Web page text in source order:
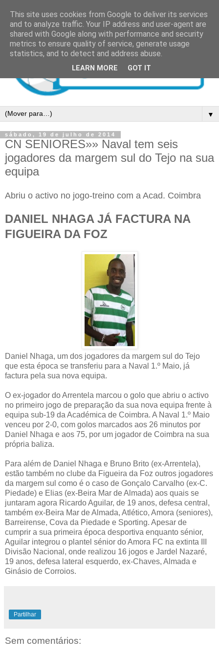
▼
sábado, 19 de julho de 2014
CN SENIORES»» Naval tem seis
jogadores da margem sul do Tejo na sua
equipa
Abriu o activo no jogo-treino com a Acad. Coimbra
DANIEL NHAGA JÁ FACTURA NA
FIGUEIRA DA FOZ
Daniel Nhaga, um dos jogadores da margem sul do Tejo
que esta época se transferiu para a Naval 1.º Maio, já
factura pela sua nova equipa.
O ex-jogador do Arrentela marcou o golo que abriu o activo
no primeiro jogo de preparação da sua nova equipa frente à
equipa sub-19 da Académica de Coimbra. A Naval 1.º Maio
venceu por 2-0, com golos marcados aos 26 minutos por
Daniel Nhaga e aos 75, por um jogador de Coimbra na sua
própria baliza.
Para além de Daniel Nhaga e Bruno Brito (ex-Arrentela),
estão também no clube da Figueira da Foz outros jogadores
da margem sul como é o caso de Gonçalo Carvalho (ex-C.
Piedade) e Elias (ex-Beira Mar de Almada) aos quais se
juntaram agora Ricardo Aguilar, de 19 anos, defesa central,
também ex-Beira Mar de Almada, Atlético, Amora (seniores),
Barreirense, Cova da Piedade e Sporting. Apesar de
cumprir a sua primeira época desportiva enquanto sénior,
Aguilar integrou o plantel sénior do Amora FC na extinta III
Divisão Nacional, onde realizou 16 jogos e Jardel Nazaré,
19 anos, defesa lateral esquerdo, ex-Chaves, Almada e
Ginásio de Corroios.
Partilhar
Sem comentários:
This site uses cookies from Google to deliver its services
and to analyze traffic. Your IP address and user-agent are
shared with Google along with performance and security
metrics to ensure quality of service, generate usage
statistics, and to detect and address abuse.
LEARN MORE GOT IT